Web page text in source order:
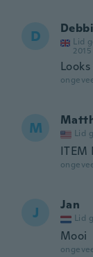
D
Lid
2015
M Lid
ITEM
J Jan
Lid
Mooi